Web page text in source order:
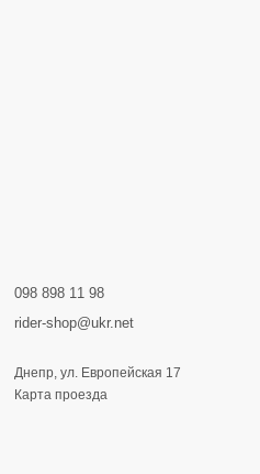
098 898 11 98
rider-shop@ukr.net
Днепр, ул. Европейская 17
Карта проезда